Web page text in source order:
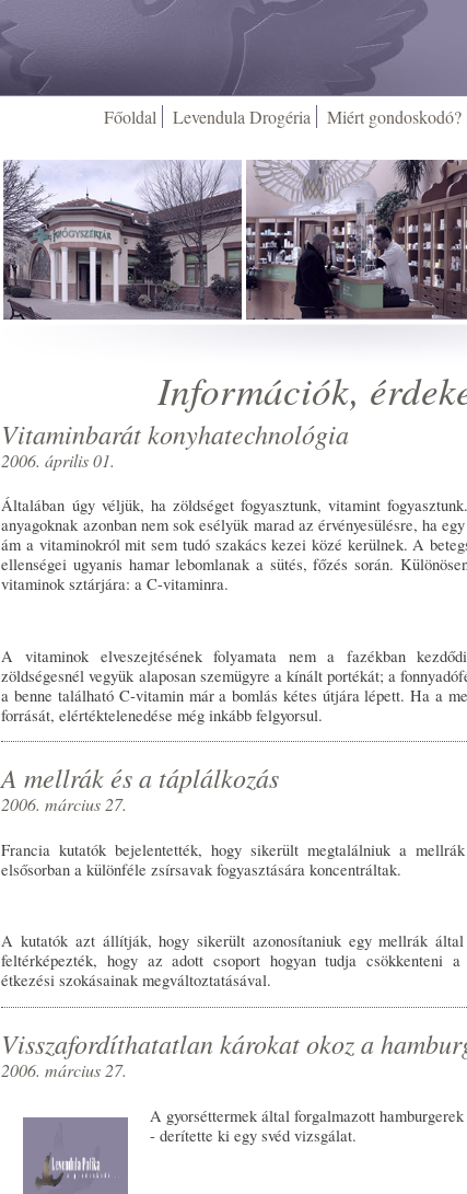
Főoldal Levendula Drogéria Miért gondoskodó?
Információk,
Vitaminbarát konyhatechnológia
2006. április 01.
Általában úgy véljük, ha zöldséget fogyasztunk, vitamint
anyagoknak azonban nem sok esélyük marad az érvényesülésre, ha
ám a vitaminokról mit sem tudó szakács kezei közé kerülnek. A
ellenségei ugyanis hamar lebomlanak a sütés, főzés során.
vitaminok sztárjára: a C-vitaminra.
A vitaminok elveszejtésének folyamata nem a fazékban
zöldségesnél vegyük alaposan szemügyre a kínált portékát; a
a benne található C-vitamin már a bomlás kétes útjára lépett. Ha a
forrását, elértéktelenedése még inkább felgyorsul.
A mellrák és a táplálkozás
2006. március 27.
Francia kutatók bejelentették, hogy sikerült megtalálniuk a
elsősorban a különféle zsírsavak fogyasztására koncentráltak.
A kutatók azt állítják, hogy sikerült azonosítaniuk egy mellrák
feltérképezték, hogy az adott csoport hogyan tudja csökkenteni a
étkezési szokásainak megváltoztatásával.
Visszafordíthatatlan károkat okoz a
2006. március 27.
A gyorséttermek által forgalmazott
- derítette ki egy svéd vizsgálat.